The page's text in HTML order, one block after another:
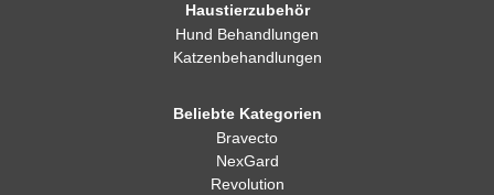
Haustierzubehör
Hund Behandlungen
Katzenbehandlungen
Beliebte Kategorien
Bravecto
NexGard
Revolution